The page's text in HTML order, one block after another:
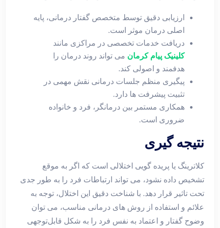
ارزیابی دقیق توسط متخصص گفتار درمانی، پایه
اصلی درمان موثر است.
دریافت خدمات تخصصی در مراکزی مانند
کلینیک پیام کرمان می ‌تواند روند درمان را
هدفمند و اصولی کند.
پیگیری منظم جلسات درمانی نقش مهمی در
تثبیت پیشرفت‌ ها دارد.
همکاری مستمر بین درمانگر، فرد و خانواده
ضروری است.
نتیجه‌ گیری
کلاترینگ یا پریده ‌گویی اختلالی است که اگر به ‌موقع
تشخیص داده نشود، می ‌تواند ارتباطات فرد را به ‌طور جدی
تحت تاثیر قرار دهد. با شناخت دقیق این اختلال، توجه به
علائم و استفاده از روش ‌های درمانی مناسب، می‌ توان
وضوح گفتار و اعتماد به ‌نفس فرد را به شکل قابل‌توجهی